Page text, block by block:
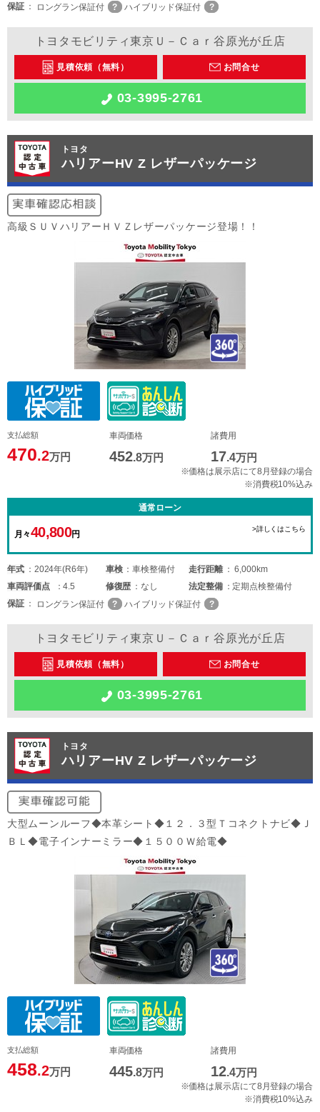
保証
ロングラン保証付 ハイブリッド保証付
トヨタモビリティ東京Ｕ－Ｃａｒ谷原光が丘店
見積依頼（無料） お問合せ
03-3995-2761
トヨタ
ハリアーHV Z レザーパッケージ
高級ＳＵＶハリアーＨＶＺレザーパッケージ登場！！
支払総額
470.2万円
車両価格
452.8万円
諸費用
17.4万円
※価格は展示店にて8月登録の場合
※消費税10%込み
通常ローン
月々40,800円
>詳しくはこちら
年式 2024年(R6年) 車検 車検整備付 走行距離
6,000km
車両評価点 4.5 修復歴 なし 法定整備
定期点検整備付
保証
ロングラン保証付 ハイブリッド保証付
トヨタモビリティ東京Ｕ－Ｃａｒ谷原光が丘店
見積依頼（無料） お問合せ
03-3995-2761
トヨタ
ハリアーHV Z レザーパッケージ
大型ムーンルーフ◆本革シート◆１２．３型Ｔコネクトナビ◆Ｊ
ＢＬ◆電子インナーミラー◆１５００Ｗ給電◆
支払総額
458.2万円
車両価格
445.8万円
諸費用
12.4万円
※価格は展示店にて8月登録の場合
※消費税10%込み